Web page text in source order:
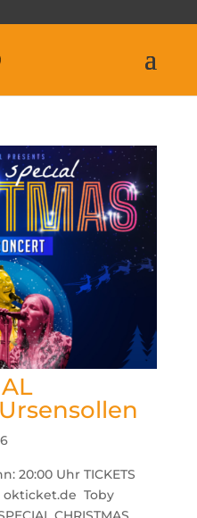
20:00 Uhr TICKETS
okticket.de Toby